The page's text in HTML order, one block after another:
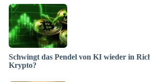
Schwingt das Pendel von KI wieder in
Krypto?